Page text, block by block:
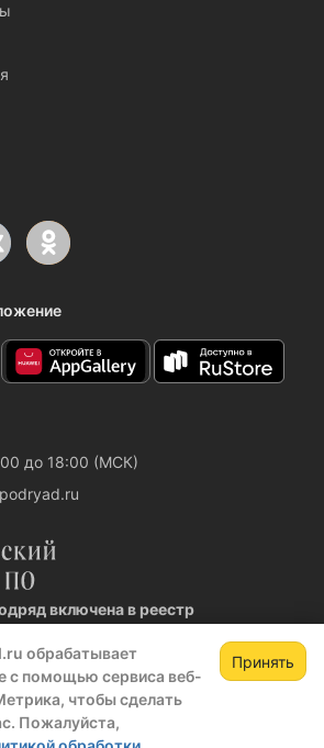
обрабатывает
с помощью сервиса веб-
чтобы сделать
Пожалуйста,
Принять
до 18:00 (МСК)
включена в реестр
от 06.02.2026